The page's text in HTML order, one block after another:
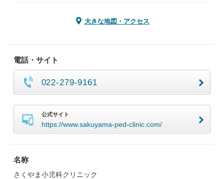
大きな地図・アクセス
電話・サイト
022-279-9161
公式サイト
https://www.sakuyama-ped-clinic.com/
名称
さくやま小児科クリニック